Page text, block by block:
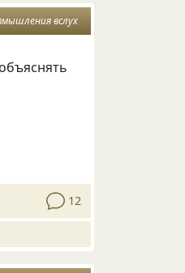
вслух
12